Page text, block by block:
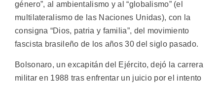
género”, al ambientalismo y al “globalismo” (el
multilateralismo de las Naciones Unidas), con la
consigna “Dios, patria y familia”, del movimiento
fascista brasileño de los años 30 del siglo pasado.
Bolsonaro, un excapitán del Ejército, dejó la carrera
militar en 1988 tras enfrentar un juicio por el intento